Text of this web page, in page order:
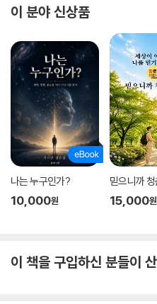
하지 못한다. 증오를 없애거나 악을
체는 잘하든 못하든 인간이다. 정의
다. 자비를 베풀거나 거절하는 것도
는 것은 인간이다. 이성적이고 객관
날 때, 우리의 일상에서도 진실을
가 이 책에서 주장하는 정의 실현의
‘법치지배’ ‘적법절차’ ‘무죄추정’
지켜야 할 원칙이기보다는 정치슬
개념도 누군가가 정치적으로 적이냐
그러나 우리의 경쟁 상대는 적이 아
이 분야 신상품
나는 누구인가?
10,000원
믿으니까
15,000원
이 책을 구입하신 분들이